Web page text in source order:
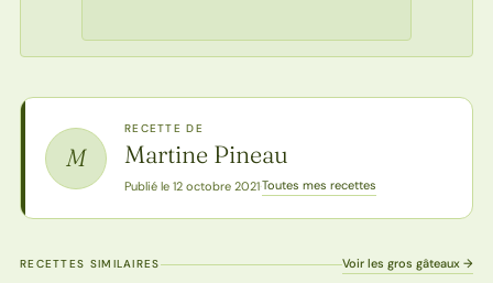
M
RECETTE DE
Martine Pineau
Publié le 12 octobre 2021·Toutes mes recettes
RECETTES SIMILAIRES Voir les gros gâteaux →